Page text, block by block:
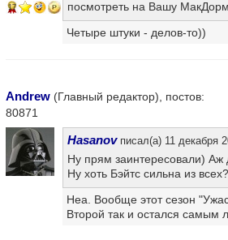
17
посмотреть на Вашу
Четыре штуки - делов-то))
Andrew (Главный редактор), постов:
80871
Hasanovписал(а) 11 декабря
Ну прям заинтересовали) Аж
Ну хоть Бэйтс сильна из
Неа. Вообще этот сезон
Второй так и остался самым